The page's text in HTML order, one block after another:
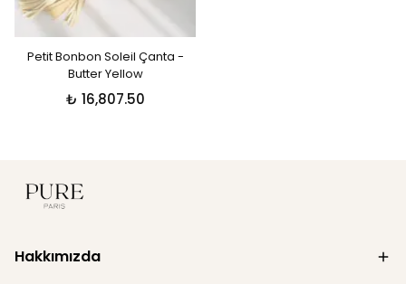
Petit Bonbon Soleil Çanta -
Butter Yellow
₺ 16,807.50
Hakkımızda